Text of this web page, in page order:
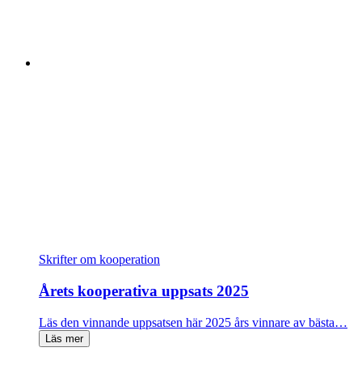
Skrifter om kooperation
Årets kooperativa uppsats 2025
Läs den vinnande uppsatsen här 2025 års vinnare av bästa…
Läs mer